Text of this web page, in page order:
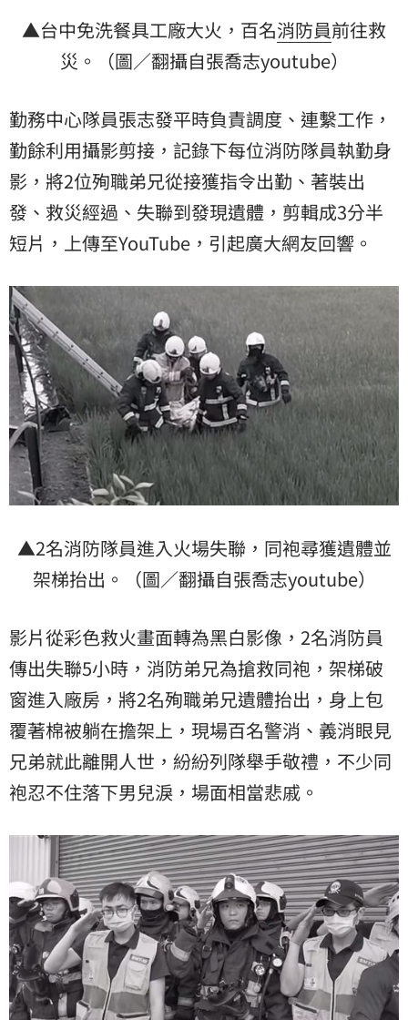
▲台中免洗餐具工廠大火，百名消防員前往救
災。（圖／翻攝自張喬志youtube）
勤務中心隊員張志發平時負責調度、連繫工作，
勤餘利用攝影剪接，記錄下每位消防隊員執勤身
影，將2位殉職弟兄從接獲指令出勤、著裝出
發、救災經過、失聯到發現遺體，剪輯成3分半
短片，上傳至YouTube，引起廣大網友回響。
▲2名消防隊員進入火場失聯，同袍尋獲遺體並
架梯抬出。（圖／翻攝自張喬志youtube）
影片從彩色救火畫面轉為黑白影像，2名消防員
傳出失聯5小時，消防弟兄為搶救同袍，架梯破
窗進入廠房，將2名殉職弟兄遺體抬出，身上包
覆著棉被躺在擔架上，現場百名警消、義消眼見
兄弟就此離開人世，紛紛列隊舉手敬禮，不少同
袍忍不住落下男兒淚，場面相當悲戚。